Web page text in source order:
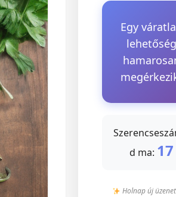
Egy
lehetőség
d ma: 17
Holnap új